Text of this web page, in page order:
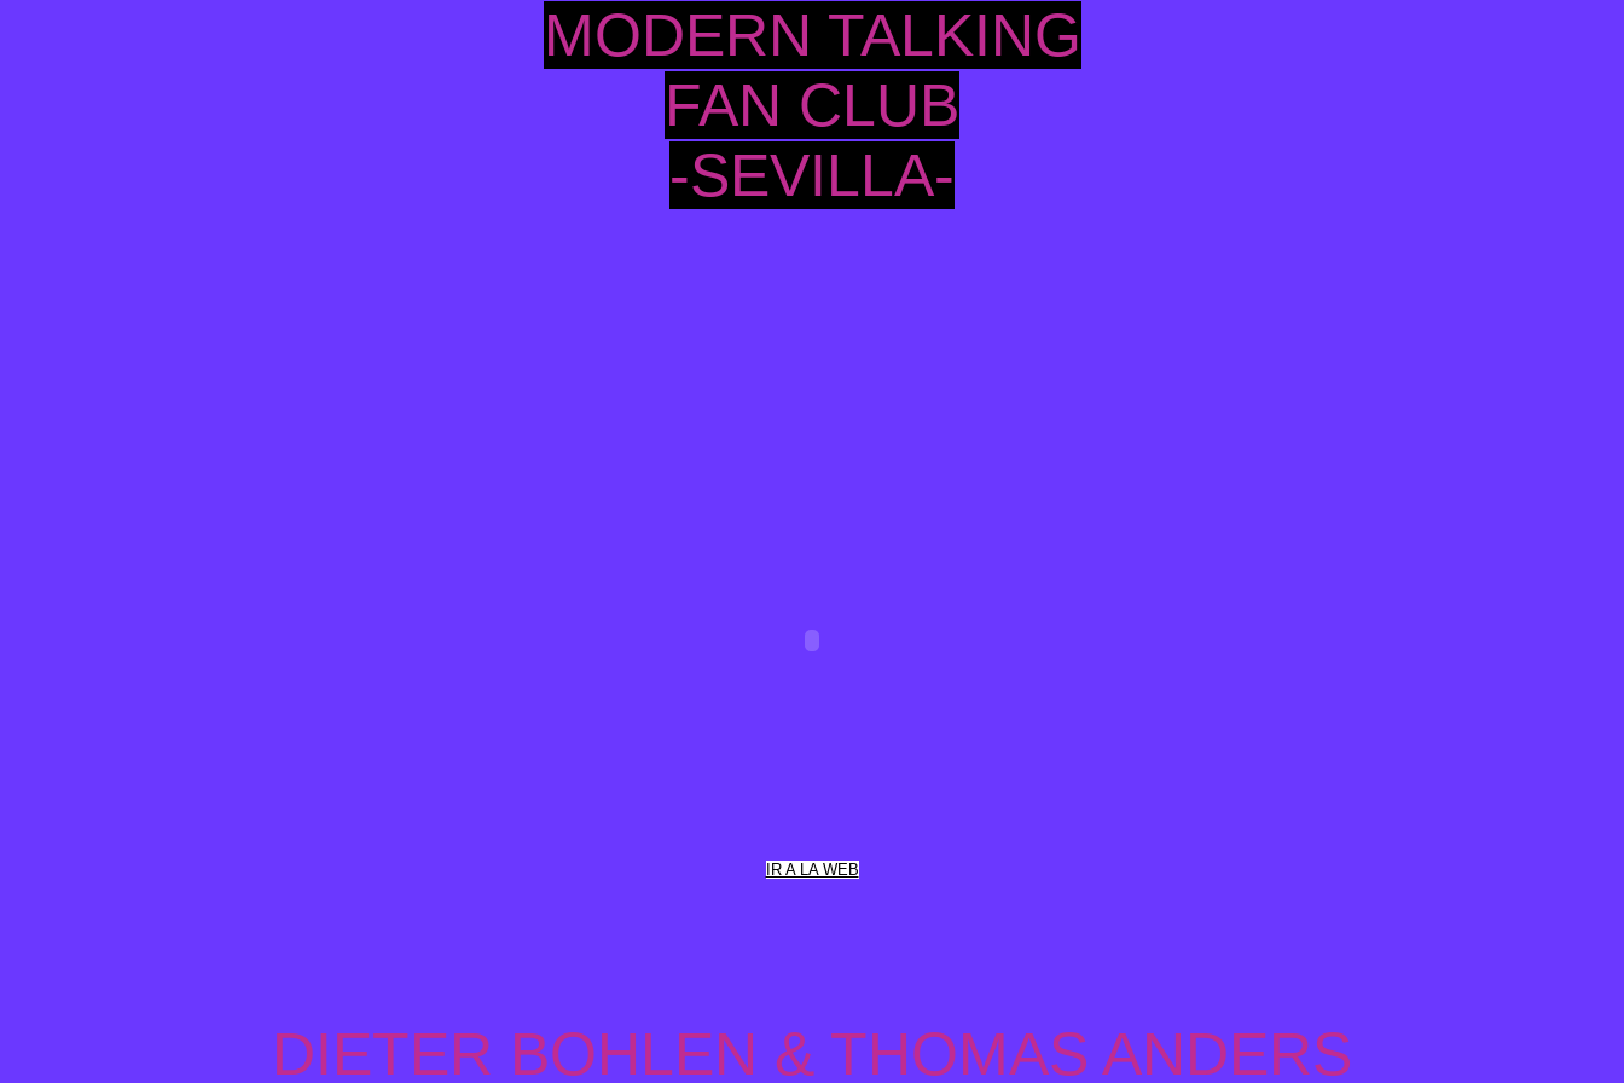
MODERN TALKING
FAN CLUB
-SEVILLA-
IR A LA WEB
DIETER BOHLEN & THOMAS ANDERS